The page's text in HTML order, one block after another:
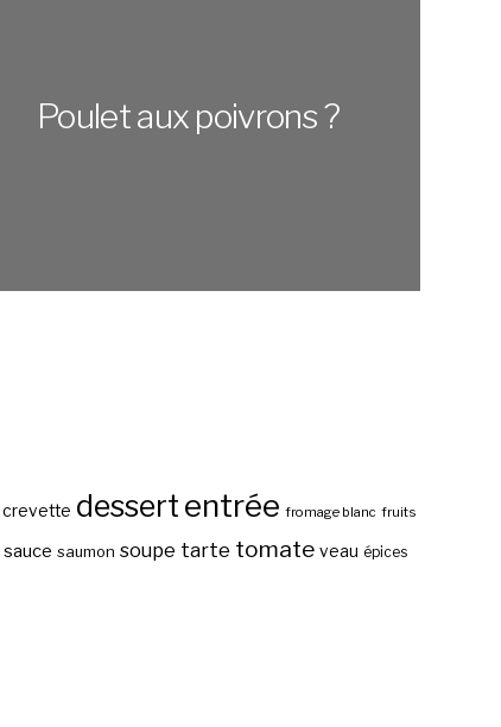
Poulet aux poivrons ?
crevette dessert entrée fromage blanc fruits
sauce saumon soupe tarte tomate veau épices